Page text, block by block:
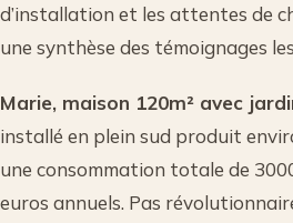
d’installation et les attentes de
une synthèse des témoignages
Marie, maison 120m² avec
installé en plein sud produit
une consommation totale de
euros annuels. Pas